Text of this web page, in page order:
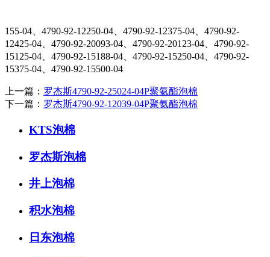
155-04、4790-92-12250-04、4790-92-12375-04、4790-92-
12425-04、4790-92-20093-04、4790-92-20123-04、4790-92-
15125-04、4790-92-15188-04、4790-92-15250-04、4790-92-
15375-04、4790-92-15500-04
上一篇： 罗杰斯4790-92-25024-04P聚氨酯泡棉
下一篇： 罗杰斯4790-92-12039-04P聚氨酯泡棉
KTS泡棉
罗杰斯泡棉
井上泡棉
积水泡棉
日东泡棉